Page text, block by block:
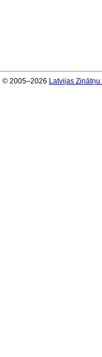
© 2005–2026 Latvijas